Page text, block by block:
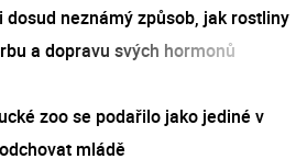
dosud neznámý způsob, jak rostliny
a dopravu svých hormonů
zoo se podařilo jako jediné v
mládě